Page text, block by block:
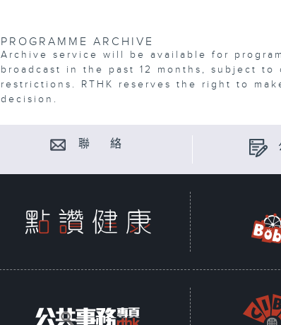
PROGRAMME ARCHIVE
Archive service will be available for
broadcast in the past 12 months, subject to
restrictions. RTHK reserves the right to
decision.
聯 絡